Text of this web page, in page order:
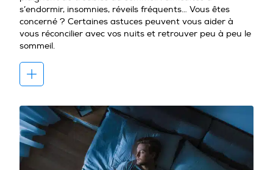
s’endormir, insomnies, réveils fréquents… Vous êtes
concerné ? Certaines astuces peuvent vous aider à
vous réconcilier avec vos nuits et retrouver peu à peu le
sommeil.